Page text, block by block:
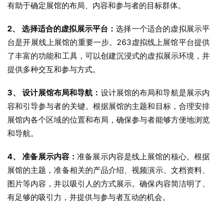
有助于确定展馆的布局、内容和参与者的目标群体。
2、 选择适合的虚拟展示平台：选择一个适合的虚拟展示平
台是开展线上展馆的重要一步。263虚拟线上展馆平台提供
了丰富的功能和工具，可以创建沉浸式的虚拟展示环境，并
提供多种交互和参与方式。
3、 设计展馆布局和导航： 设计展馆的布局和导航是展示内
容和引导参与者的关键。根据展馆的主题和目标，合理安排
展馆内各个区域的位置和布局，确保参与者能够方便地浏览
和导航。
4、 准备展示内容：准备展示内容是线上展馆的核心。根据
展馆的主题，准备相关的产品介绍、视频演示、文档资料、
图片等内容，并以吸引人的方式展示。确保内容简洁明了、
有足够的吸引力，并提供与参与者互动的机会。